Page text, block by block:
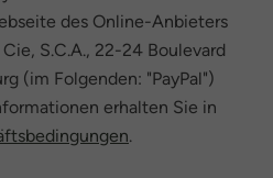
des Online-Anbieters
S.C.A., 22-24 Boulevard
(im Folgenden: "PayPal")
erhalten Sie in
.